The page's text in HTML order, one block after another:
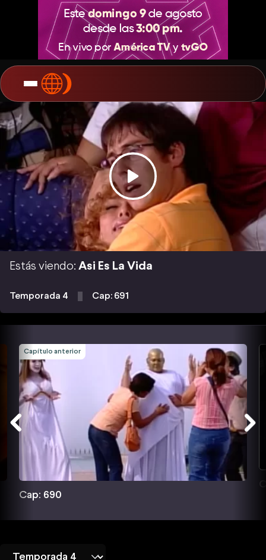
Estás viendo: Asi Es La Vida
Temporada 4 Cap: 691
Capítulo anterior
Cap: 690